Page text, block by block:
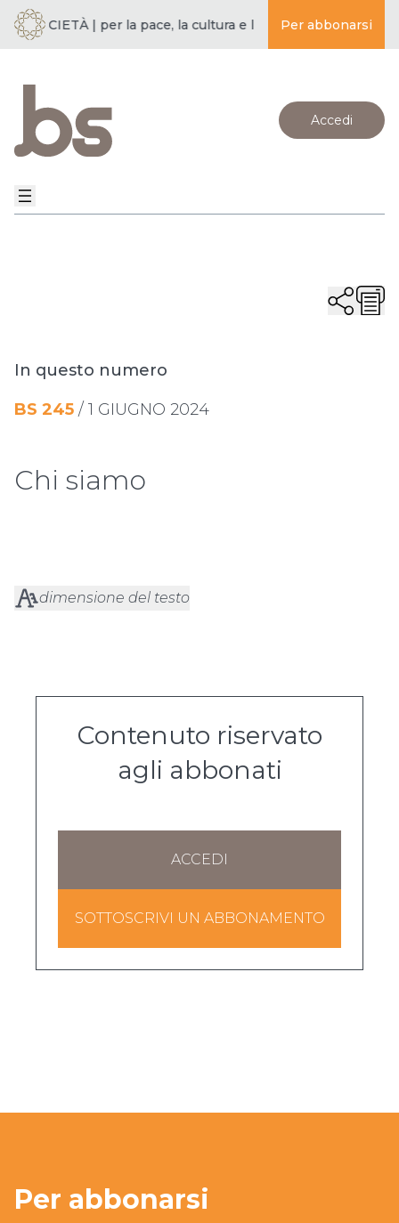
E SOCIETÀ | per la pace, la cultura e l’educazione ·
Per abbonarsi
Accedi
In questo numero
BS 245 / 1 GIUGNO 2024
Chi siamo
dimensione del testo
Contenuto riservato
agli abbonati
ACCEDI
SOTTOSCRIVI UN ABBONAMENTO
Per abbonarsi